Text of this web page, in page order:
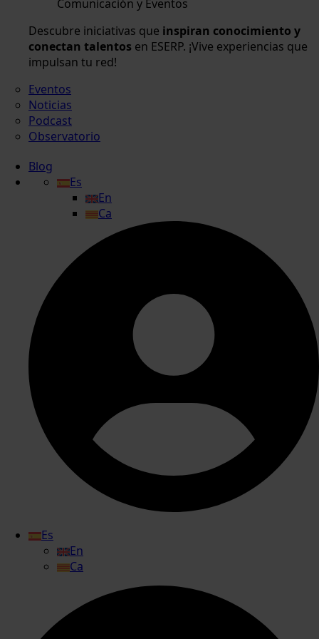
Comunicación y Eventos
Descubre iniciativas que inspiran conocimiento y
conectan talentos en ESERP. ¡Vive experiencias que
impulsan tu red!
Eventos
Noticias
Podcast
Observatorio
Blog
Es
En
Ca
Es
En
Ca